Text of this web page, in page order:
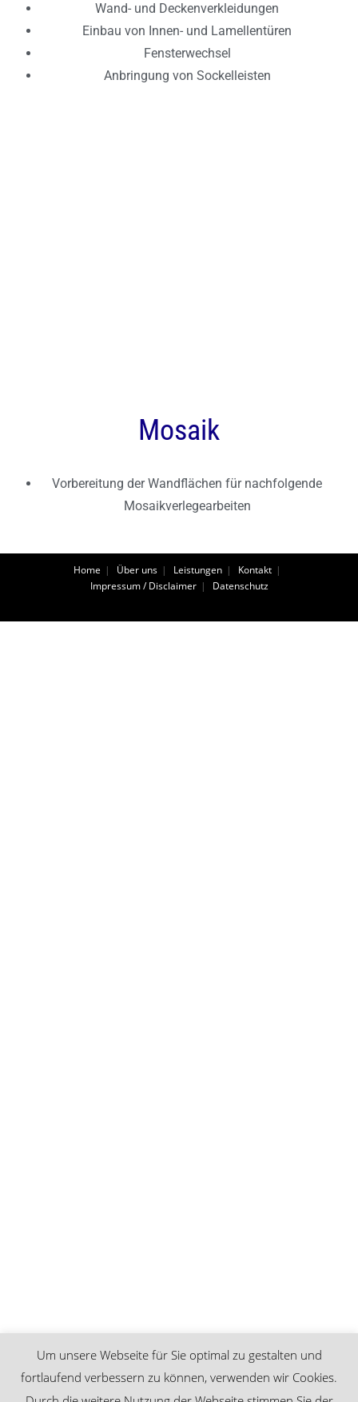
Wand- und Deckenverkleidungen
Einbau von Innen- und Lamellentüren
Fensterwechsel
Anbringung von Sockelleisten
Mosaik
Vorbereitung der Wandflächen für nachfolgende
Mosaikverlegearbeiten
Home Über uns Leistungen
Kontakt
Impressum / Disclaimer
Datenschutz
Um unsere Webseite für Sie optimal zu gestalten und
fortlaufend verbessern zu können, verwenden wir Cookies.